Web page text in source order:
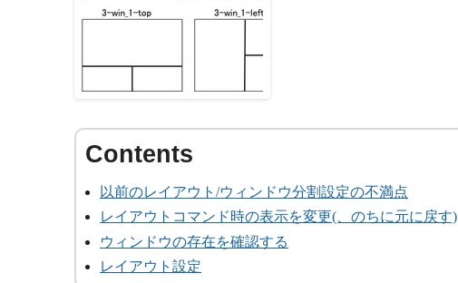
以前のレイアウト/ウィンドウ分割設定の不満点
レイアウトコマンド時の表示を変更(、のちに元に戻す)
ウィンドウの存在を確認する
レイアウト設定